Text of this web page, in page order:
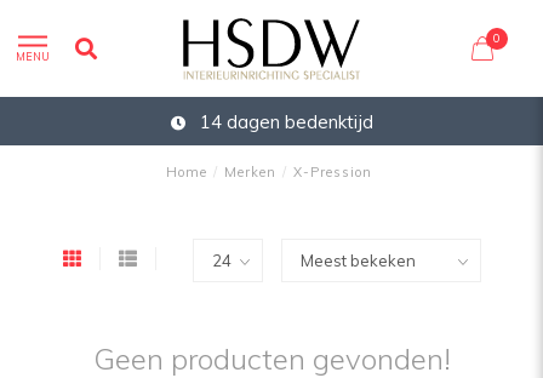
MENU
0
14 dagen bedenktijd
Home / Merken / X-Pression
Geen producten gevonden!